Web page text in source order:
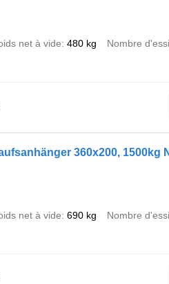
net à vide 480 kg Nombre
360x200, 1500kg
net à vide 690 kg Nombre